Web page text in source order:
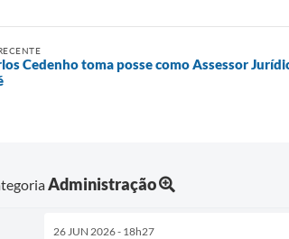
Cedenho toma posse como Assessor
Administração
26 JUN 2026 - 18h27